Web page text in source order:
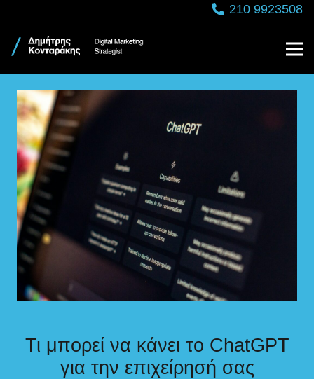
210 9923508
Τι μπορεί να κάνει το ChatGPT
για την επιχείρησή σας